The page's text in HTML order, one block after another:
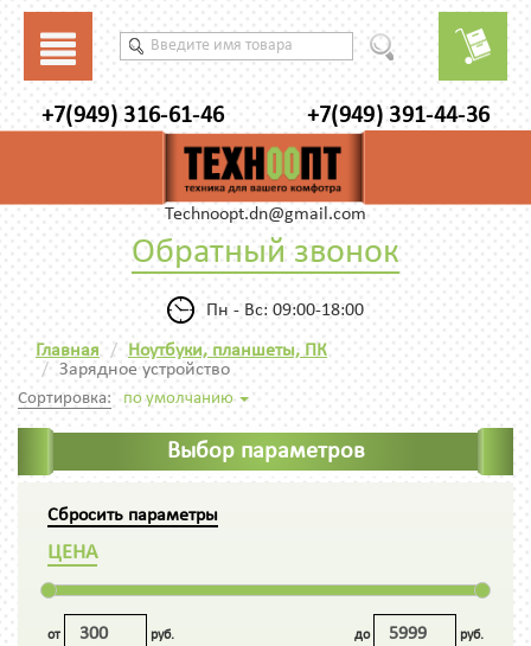
+7(949) 316-61-46 +7(949) 391-44-36
Technoopt.dn@gmail.com
Обратный звонок
Пн - Вс: 09:00-18:00
Главная
Ноутбуки, планшеты, ПК
Зарядное устройство
Сортировка: по умолчанию
Выбор параметров
Сбросить параметры
ЦЕНА
от руб. до руб.